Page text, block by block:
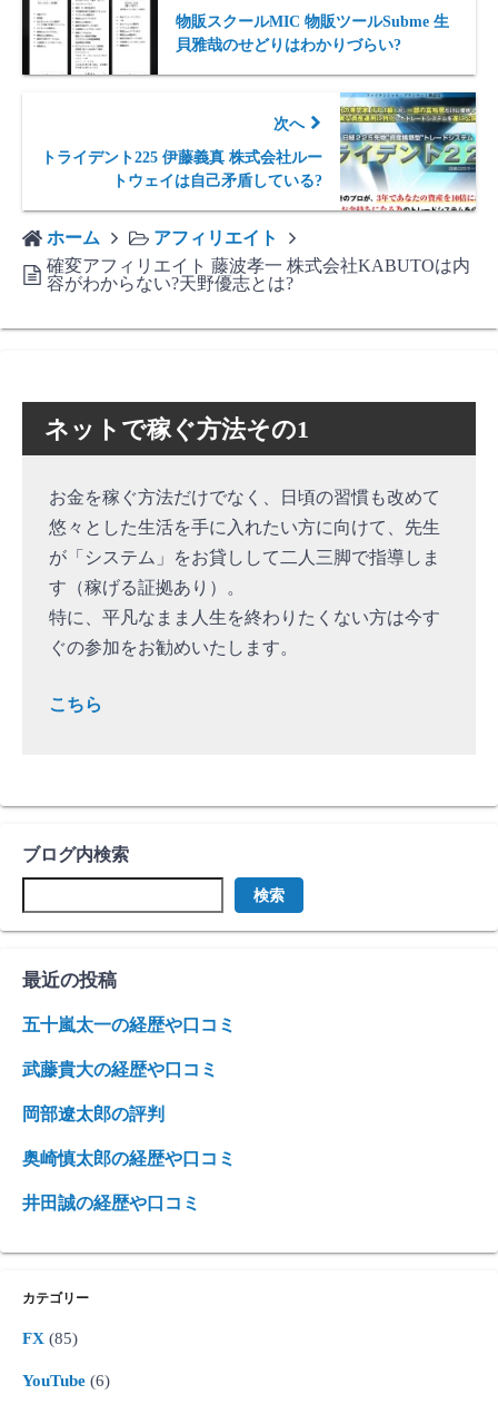
物販スクールMIC 物販ツールSubme 生
貝雅哉のせどりはわかりづらい?
次へ
トライデント225 伊藤義真 株式会社ルー
トウェイは自己矛盾している?
ホーム
アフィリエイト
確変アフィリエイト 藤波孝一 株式会社KABUTOは内
容がわからない?天野優志とは?
ネットで稼ぐ方法その1
お金を稼ぐ方法だけでなく、日頃の習慣も改めて
悠々とした生活を手に入れたい方に向けて、先生
が「システム」をお貸しして二人三脚で指導しま
す（稼げる証拠あり）。
特に、平凡なまま人生を終わりたくない方は今す
ぐの参加をお勧めいたします。
こちら
ブログ内検索
検索
最近の投稿
五十嵐太一の経歴や口コミ
武藤貴大の経歴や口コミ
岡部遼太郎の評判
奥崎慎太郎の経歴や口コミ
井田誠の経歴や口コミ
カテゴリー
FX (85)
YouTube (6)